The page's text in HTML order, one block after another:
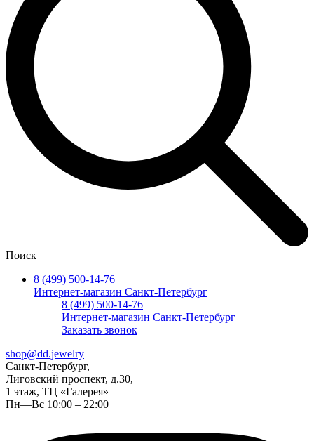
Поиск
8 (499) 500-14-76
Интернет-магазин Санкт-Петербург
8 (499) 500-14-76
Интернет-магазин Санкт-Петербург
Заказать звонок
shop@dd.jewelry
Санкт-Петербург,
Лиговский проспект, д.30,
1 этаж, ТЦ «Галерея»
Пн—Вс 10:00 – 22:00